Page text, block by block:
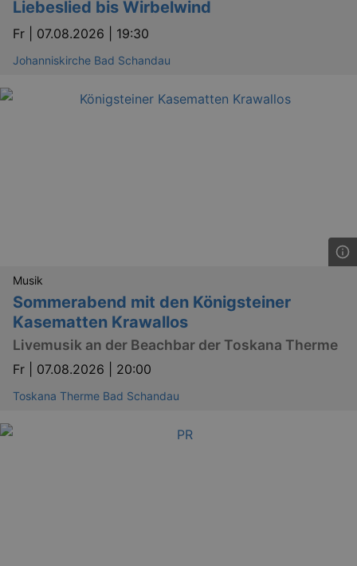
Liebeslied bis Wirbelwind
Fr | 07.08.2026 | 19:30
Johanniskirche Bad Schandau
Musik
Sommerabend mit den Königsteiner
Kasematten Krawallos
Livemusik an der Beachbar der Toskana Therme
Fr | 07.08.2026 | 20:00
Toskana Therme Bad Schandau